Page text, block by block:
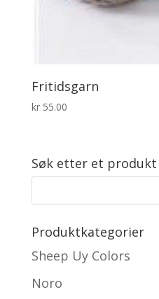
Fritidsgarn
kr55.00
Søk etter et produkt
Produktkategorier
Sheep Uy Colors
Noro